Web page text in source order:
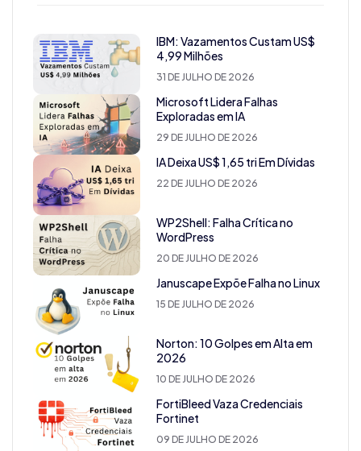
IBM: Vazamentos Custam US$
4,99 Milhões
31 DE JULHO DE 2026
Microsoft Lidera Falhas
Exploradas em IA
29 DE JULHO DE 2026
IA Deixa US$ 1,65 tri Em Dívidas
22 DE JULHO DE 2026
WP2Shell: Falha Crítica no
WordPress
20 DE JULHO DE 2026
Januscape Expõe Falha no Linux
15 DE JULHO DE 2026
Norton: 10 Golpes em Alta em
2026
10 DE JULHO DE 2026
FortiBleed Vaza Credenciais
Fortinet
09 DE JULHO DE 2026